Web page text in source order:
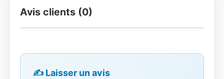
Avis clients (0)
✍️ Laisser un avis